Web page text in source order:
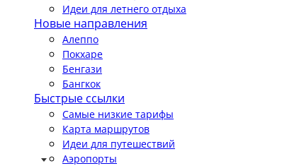
Идеи для летнего отдыха
Новые направления
Алеппо
Покхаре
Бенгази
Бангкок
Быстрые ссылки
Самые низкие тарифы
Карта маршрутов
Идеи для путешествий
Аэропорты